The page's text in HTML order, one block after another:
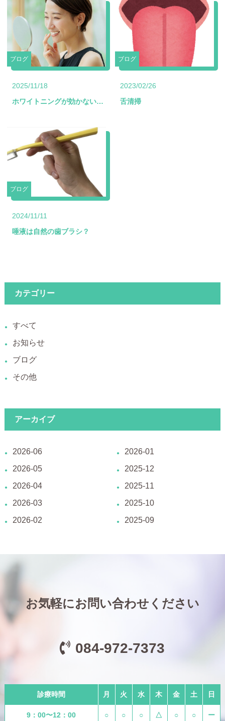
ブログ
2025/11/18
ホワイトニングが効かない歯があるって本当？原因と対処法
ブログ
2023/02/26
舌清掃
ブログ
2024/11/11
唾液は自然の歯ブラシ？
カテゴリー
すべて
お知らせ
ブログ
その他
アーカイブ
2026-06
2026-05
2026-04
2026-03
2026-02
2026-01
2025-12
2025-11
2025-10
2025-09
お気軽にお問い合わせください
084-972-7373
診療時間 月 火 水 木 金 土 日
9：00〜12：00 ○ ○ ○ △ ○ ○ ー